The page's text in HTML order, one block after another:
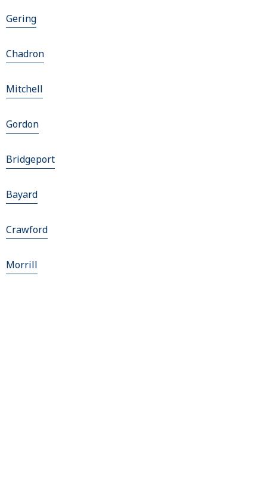
Gering
Chadron
Mitchell
Gordon
Bridgeport
Bayard
Crawford
Morrill